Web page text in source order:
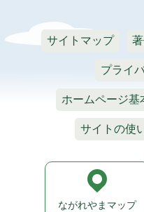
サイトマップ
プライ
ホームページ基
サイトの使
ながれやまマップ